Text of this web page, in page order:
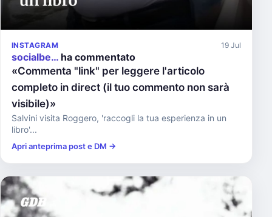
INSTAGRAM 19 Jul
socialbe… ha commentato
«Commenta "link" per leggere l'articolo
completo in direct (il tuo commento non sarà
visibile)»
Salvini visita Roggero, 'raccogli la tua esperienza in un
libro'...
Apri anteprima post e DM →